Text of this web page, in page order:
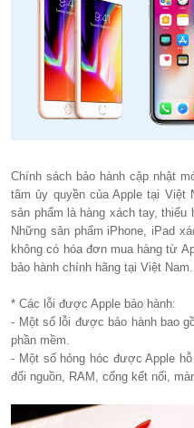
Chính sách bảo hành cập nhật
tâm ủy quyền của Apple tại
sản phẩm là hàng xách tay, thiếu
Những sản phẩm iPhone, iPad
không có hóa đơn mua hàng từ
bảo hành chính hãng tại Việt Nam.
* Các lỗi được Apple bảo hành:
- Một số lỗi được bảo hành bao
phần mềm.
- Một số hỏng hóc được Apple
đổi nguồn, RAM, cổng kết nối,